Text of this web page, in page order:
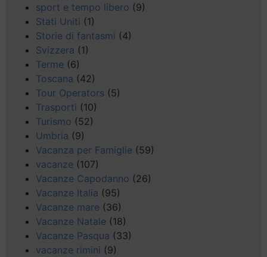
sport e tempo libero (9)
Stati Uniti (1)
Storie di fantasmi (4)
Svizzera (1)
Terme (6)
Toscana (42)
Tour Operators (5)
Trasporti (10)
Turismo (52)
Umbria (9)
Vacanza per Famiglie (59)
vacanze (107)
Vacanze Capodanno (26)
Vacanze Italia (95)
Vacanze mare (36)
Vacanze Natale (18)
Vacanze Pasqua (33)
vacanze rimini (9)